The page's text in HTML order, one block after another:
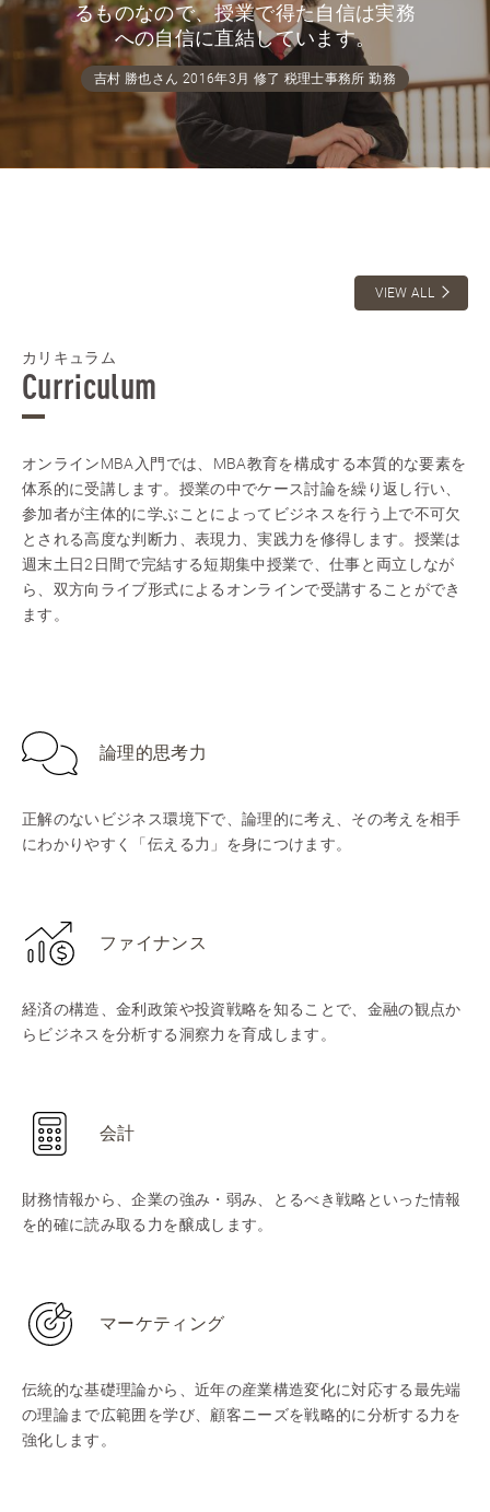
るものなので、授業で得た自信は実務
への自信に直結しています。
吉村 勝也さん 2016年3月 修了 税理士事務所 勤務
VIEW ALL
カリキュラム
Curriculum
オンラインMBA入門では、MBA教育を構成する本質的な要素を
体系的に受講します。授業の中でケース討論を繰り返し行い、
参加者が主体的に学ぶことによってビジネスを行う上で不可欠
とされる高度な判断力、表現力、実践力を修得します。授業は
週末土日2日間で完結する短期集中授業で、仕事と両立しなが
ら、双方向ライブ形式によるオンラインで受講することができ
ます。
論理的思考力
正解のないビジネス環境下で、論理的に考え、その考えを相手
にわかりやすく「伝える力」を身につけます。
ファイナンス
経済の構造、金利政策や投資戦略を知ることで、金融の観点か
らビジネスを分析する洞察力を育成します。
会計
財務情報から、企業の強み・弱み、とるべき戦略といった情報
を的確に読み取る力を醸成します。
マーケティング
伝統的な基礎理論から、近年の産業構造変化に対応する最先端
の理論まで広範囲を学び、顧客ニーズを戦略的に分析する力を
強化します。